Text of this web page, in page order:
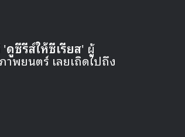
'ดูซีรีส์ให้ซีเรียส' ผู้
พยนตร์ เลยเถิดไปถึง